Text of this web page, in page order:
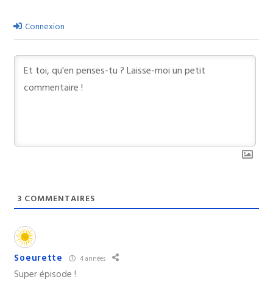
Connexion
3 COMMENTAIRES
Soeurette 4 années
Super épisode !